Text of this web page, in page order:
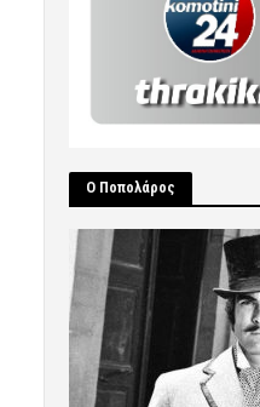
Ο Ποπολάρος